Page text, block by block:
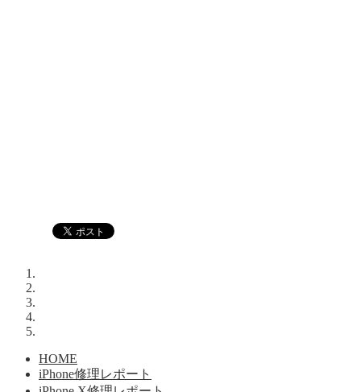
HOME
iPhone修理レポート